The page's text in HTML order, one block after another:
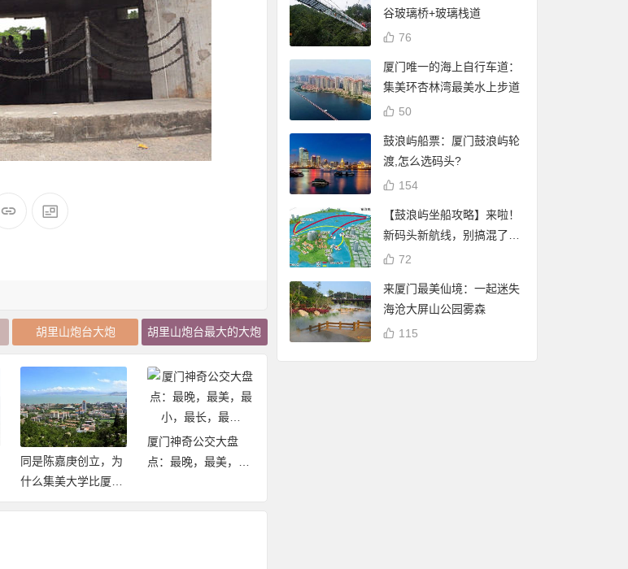
胡里山炮台大炮 胡里山炮台最大的大炮
同是陈嘉庚创立，为
什么集美大学比厦大
建立的早却不是985/
厦门神奇公交大盘
点：最晚，最美，最
谷玻璃桥+玻璃栈道
76
厦门唯一的海上自行车道：
集美环杏林湾最美水上步道
50
鼓浪屿船票：厦门鼓浪屿轮
渡,怎么选码头?
154
【鼓浪屿坐船攻略】来啦！
新码头新航线，别搞混了
哦！72
来厦门最美仙境：一起迷失
海沧大屏山公园雾森
115